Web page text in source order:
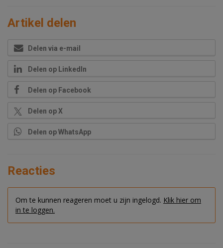
Artikel delen
Delen via e-mail
Delen op LinkedIn
Delen op Facebook
Delen op X
Delen op WhatsApp
Reacties
Om te kunnen reageren moet u zijn ingelogd. Klik hier om
in te loggen.